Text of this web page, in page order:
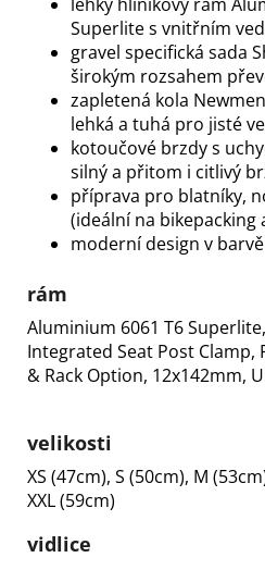
lehký hliníkový rám
Superlite s vnitřním
gravel specifická sada
širokým rozsahem
zapletená kola
lehká a tuhá pro jisté
kotoučové brzdy s
silný a přitom i citlivý
příprava pro blatníky,
(ideální na bikepacking
moderní design v barvě
rám
Aluminium 6061 T6
Integrated Seat Post Clamp,
& Rack Option, 12x142mm,
velikosti
XS (47cm), S (50cm), M
XXL (59cm)
vidlice